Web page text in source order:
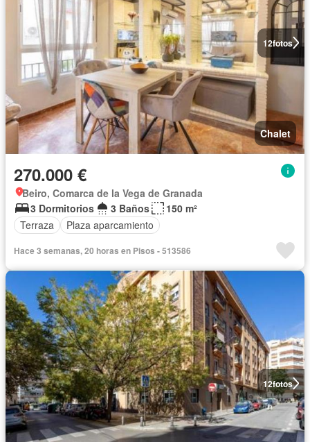
12fotos
Chalet
270.000 €
Beiro, Comarca de la Vega de Granada
3 Dormitorios
3 Baños
150 m²
Terraza
Plaza aparcamiento
Hace 3 semanas, 20 horas en Pisos - 513586
12fotos